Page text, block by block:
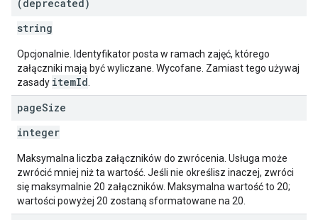
(deprecated)
string
Opcjonalnie. Identyfikator posta w ramach zajęć, którego
załączniki mają być wyliczane. Wycofane. Zamiast tego używaj
zasady itemId
pageSize
integer
Maksymalna liczba załączników do zwrócenia. Usługa może
zwrócić mniej niż ta wartość. Jeśli nie określisz inaczej, zwróci
się maksymalnie 20 załączników. Maksymalna wartość to 20;
wartości powyżej 20 zostaną sformatowane na 20.